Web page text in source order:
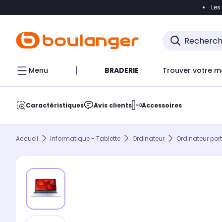
Accéder
Menu BRADERIE Trouver votre
Caractéristiques Avis clients Accessoires
Accueil Informatique - Tablette Ordinateur Ordinateur